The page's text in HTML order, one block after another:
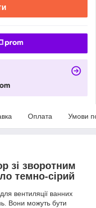
Оплата Умови
зі зворотним
темно-сірий
вентиляції ванних
Вони можуть бути